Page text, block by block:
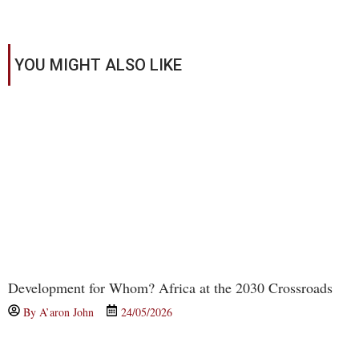
YOU MIGHT ALSO LIKE
Development for Whom? Africa at the 2030 Crossroads
By A’aron John 24/05/2026